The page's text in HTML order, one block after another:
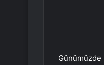
Günümüzde